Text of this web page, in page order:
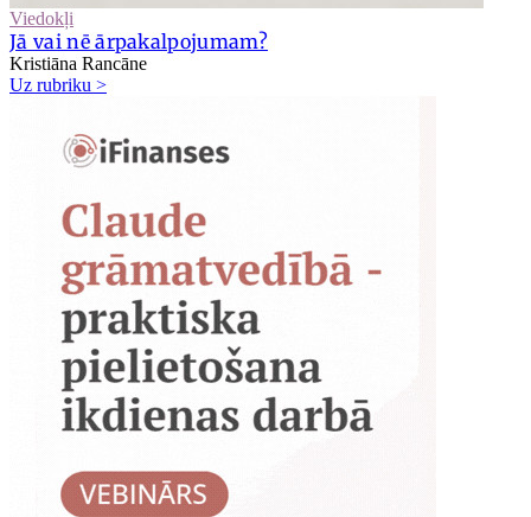
Viedokļi
Jā vai nē ārpakalpojumam?
Kristiāna Rancāne
Uz rubriku >